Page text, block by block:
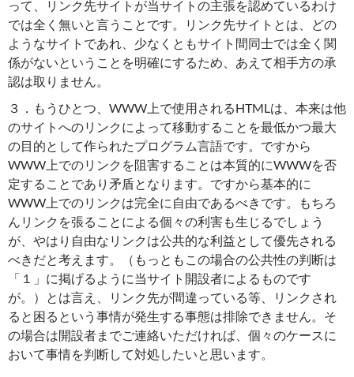
って、リンク先サイトが当サイトの主張を認めているわけ
では全く無いと言うことです。リンク先サイトとは、どの
ようなサイトであれ、少なくともサイト間同士では全く関
係がないということを明確にするため、あえて相手方の承
認は取りません。
３．もうひとつ、WWW上で使用されるHTMLは、本来は他
のサイトへのリンクによって移動することを最低かつ最大
の目的として作られたプログラム言語です。ですから
WWW上でのリンクを阻害することは本質的にWWWを否
定することであり矛盾となります。ですから基本的に
WWW上でのリンクは完全に自由であるべきです。もちろ
んリンクを張ることによる個々の利害も生じるでしょう
が、やはり自由なリンクは公共的な利益として優先される
べきだと考えます。（もっともこの場合の公共性の判断は
「１」に掲げるように当サイト開設者によるものです
が。）とは言え、リンク先が間違っている等、リンクされ
ると困るという事情が発生する事態は排除できません。そ
の場合は開設者までご連絡いただければ、個々のケースに
おいて事情を判断して対処したいと思います。